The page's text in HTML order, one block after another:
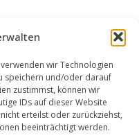
wir Technologien
speichern und/oder darauf
zustimmst, können wir
IDs auf dieser Website
erteilst oder zurückziehst,
beeinträchtigt werden.